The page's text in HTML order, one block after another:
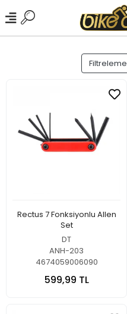
Filtreleme
Rectus 7 Fonksiyonlu Allen
Set
DT
ANH-203
4674059006090
599,99 TL